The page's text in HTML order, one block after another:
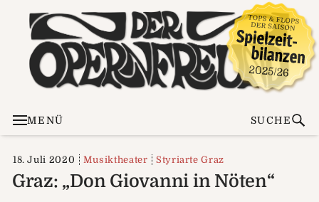
MENÜ SUCHE
18. Juli 2020 Musiktheater Styriarte Graz
Graz: „Don Giovanni in Nöten“